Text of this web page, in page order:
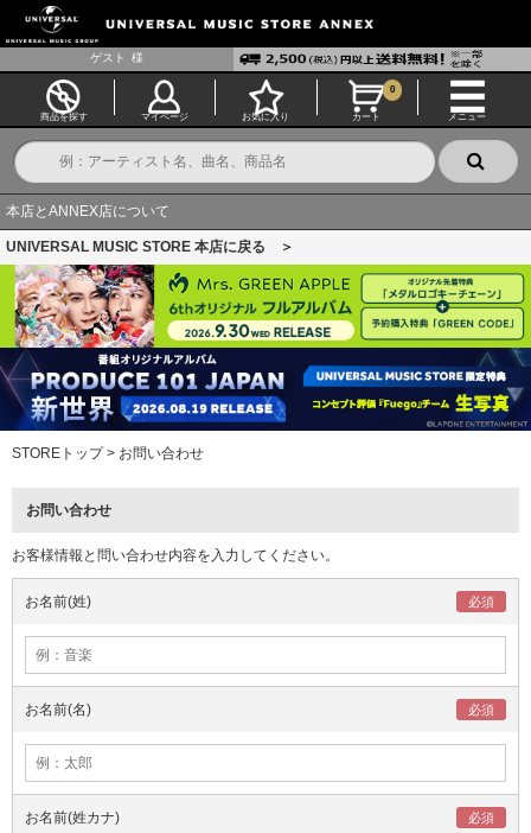
ゲスト 様
商品を探す マイページ お気に入り カート
0
メニュー
本店とANNEX店について
UNIVERSAL MUSIC STORE 本店に戻る ＞
STOREトップ> お問い合わせ
お問い合わせ
お客様情報と問い合わせ内容を入力してください。
お名前(姓)
お名前(名)
お名前(姓カナ)